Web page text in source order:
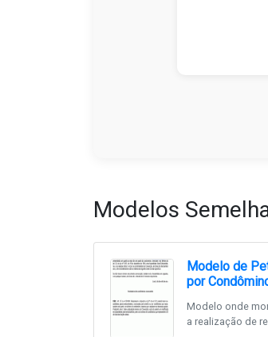
Modelos
Modelo de
por
Modelo onde
a realização de